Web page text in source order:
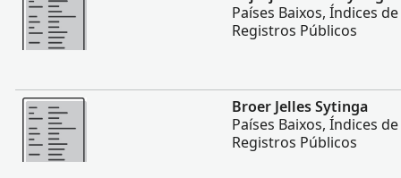
Países Baixos, Índices
Registros Públicos
Mais
Broer Jelles Sytinga
Países Baixos, Índices
Registros Públicos